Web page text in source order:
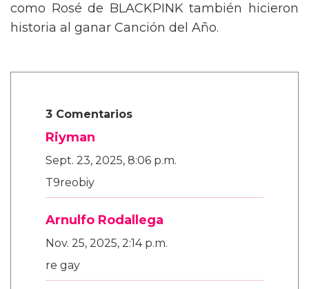
como Rosé de BLACKPINK también hicieron
historia al ganar Canción del Año.
3 Comentarios
Riyman
Sept. 23, 2025, 8:06 p.m.
T9reobiy
Arnulfo Rodallega
Nov. 25, 2025, 2:14 p.m.
re gay